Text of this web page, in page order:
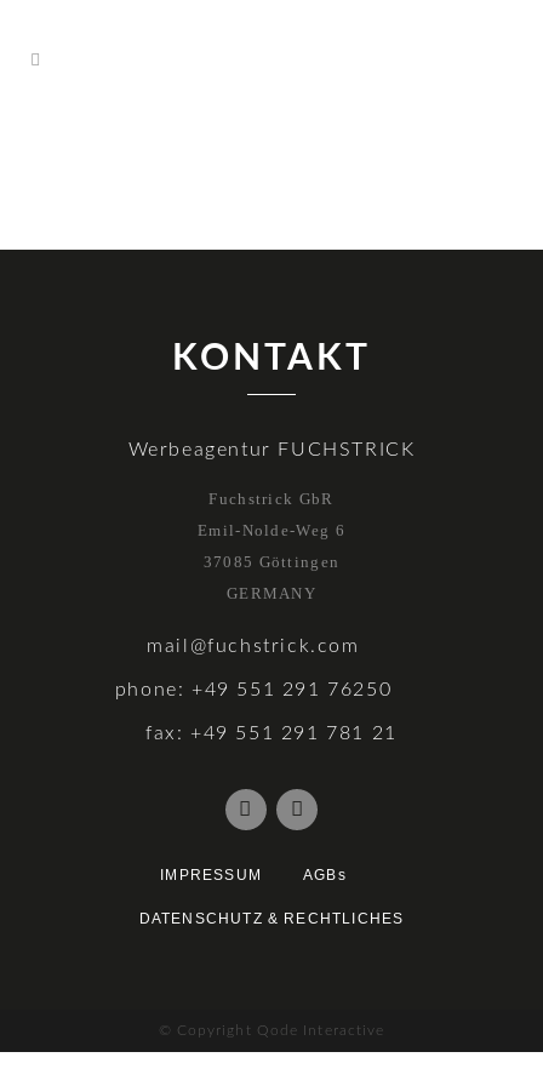
KONTAKT
Werbeagentur FUCHSTRICK
Fuchstrick GbR
Emil-Nolde-Weg 6
37085 Göttingen
GERMANY
mail@fuchstrick.com
phone: +49 551 291 76250
fax: +49 551 291 781 21
IMPRESSUM AGBs
DATENSCHUTZ & RECHTLICHES
© Copyright Qode Interactive